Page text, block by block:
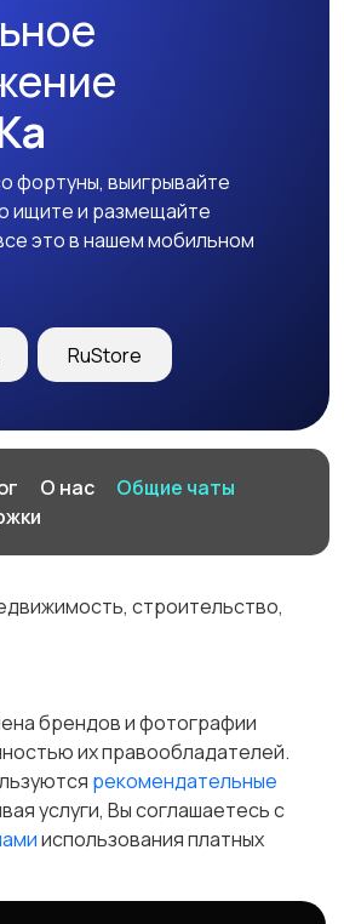
фортуны, выигрывайте
ищите и размещайте
это в нашем мобильном
RuStore
О нас
Общие чаты
строительство,
брендов и фотографии
их правообладателей.
рекомендательные
услуги, Вы соглашаетесь c
использования платных
Правила сервиса